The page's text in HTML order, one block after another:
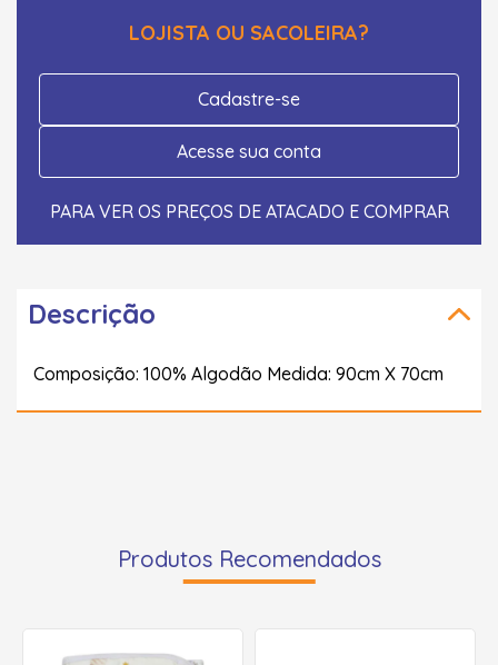
LOJISTA OU SACOLEIRA?
Cadastre-se
Acesse sua conta
PARA VER OS PREÇOS DE ATACADO E COMPRAR
Descrição
Composição: 100% Algodão Medida: 90cm X 70cm
Produtos Recomendados